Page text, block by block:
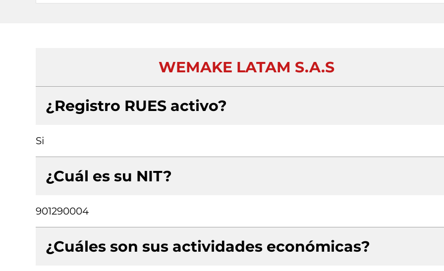
WEMAKE LATAM S.A.S
¿Registro RUES activo?
Si
¿Cuál es su NIT?
901290004
¿Cuáles son sus actividades económicas?